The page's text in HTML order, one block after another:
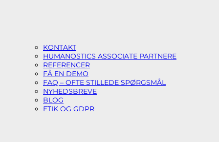
KONTAKT
HUMANOSTICS ASSOCIATE PARTNERE
REFERENCER
FÅ EN DEMO
FAQ – OFTE STILLEDE SPØRGSMÅL
NYHEDSBREVE
BLOG
ETIK OG GDPR